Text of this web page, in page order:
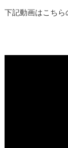
下記動画はこち